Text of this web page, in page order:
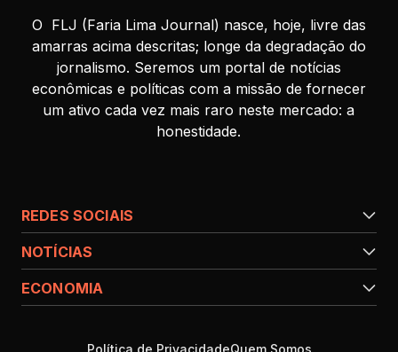
O FLJ (Faria Lima Journal) nasce, hoje, livre das
amarras acima descritas; longe da degradação do
jornalismo. Seremos um portal de notícias
econômicas e políticas com a missão de fornecer
um ativo cada vez mais raro neste mercado: a
honestidade.
REDES SOCIAIS
NOTÍCIAS
ECONOMIA
Política de PrivacidadeQuem Somos